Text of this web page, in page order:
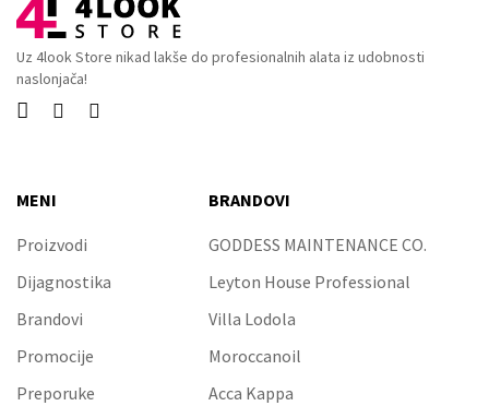
Uz 4look Store nikad lakše do profesionalnih alata iz udobnosti
naslonjača!
  
MENI
Proizvodi
Dijagnostika
Brandovi
Promocije
Preporuke
BRANDOVI
GODDESS MAINTENANCE CO.
Leyton House Professional
Villa Lodola
Moroccanoil
Acca Kappa